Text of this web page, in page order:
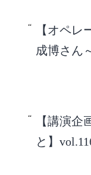
【オペ
成博さん
【講演企
と】